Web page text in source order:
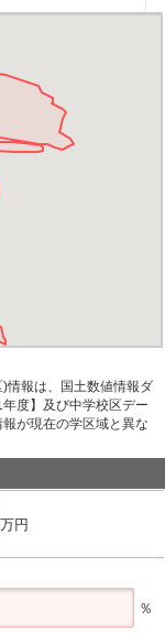
情報は、国土数値情報ダ
度】及び中学校区デー
が現在の学区域と異な
万円
％